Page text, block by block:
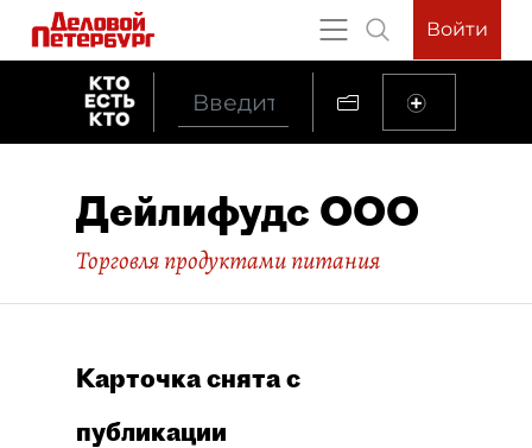
Войти
Дейлифудс ООО
Торговля продуктами питания
Карточка снята с
публикации